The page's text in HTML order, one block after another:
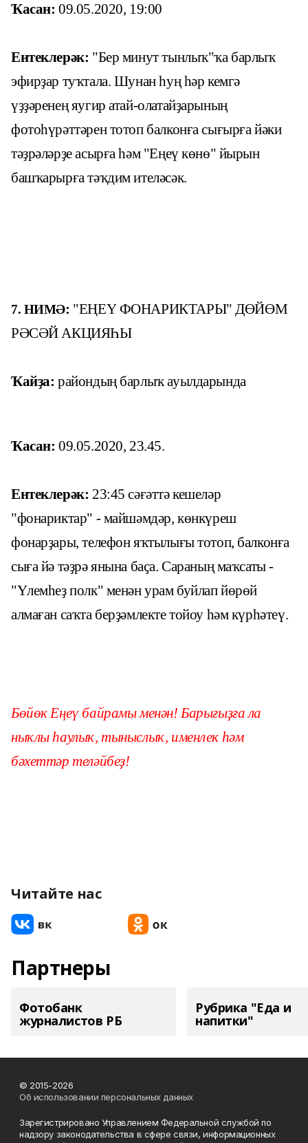
Ҡасан: 09.05.2020, 19:00
Ентеклерәк: "Бер минут тынлыҡ"ҡа барлыҡ
эфирҙар туҡтала. Шунан һуң һәр кемгә
үҙҙәренең яугир атай-олатайҙарының
фотоһүрәттәрен тотоп балконға сығырға йәки
тәҙрәләрҙе асырға һәм "Еңеү көнө" йырын
башҡарырға тәҡдим ителәсәк.
7. НИМӘ: "ЕҢЕҮ ФОНАРИКТАРЫ" ДӨЙӨМ
РӘСӘЙ АКЦИЯҺЫ
Ҡайҙа: райондың барлыҡ ауылдарында
Ҡасан:09.05.2020, 23.45.
Ентеклерәк: 23:45 сәғәттә кешеләр
"фонариктар" - майшәмдәр, көнкүреш
фонарҙары, телефон яҡтылығы тотоп, балконға
сыға йә тәҙрә янына баҫа. Сараның маҡсаты -
"Үлемһеҙ полк" менән урам буйлап йөрөй
алмаған саҡта берҙәмлекте тойоу һәм күрһәтеү.
Бөйөк Еңеү байрамы менән! Барығыҙға ла
ныҡлы һаулыҡ, тыныслыҡ, именлек һәм
бәхеттәр теләйбеҙ!
Читайте нас
Партнеры
Фотобанк
журналистов РБ
Рубрика "Еда и
напитки"
© 2015-2026
Об использовании персональных данных
Зарегистрировано Управлением Федеральной службой по
надзору законодательства в сфере связи, информационных